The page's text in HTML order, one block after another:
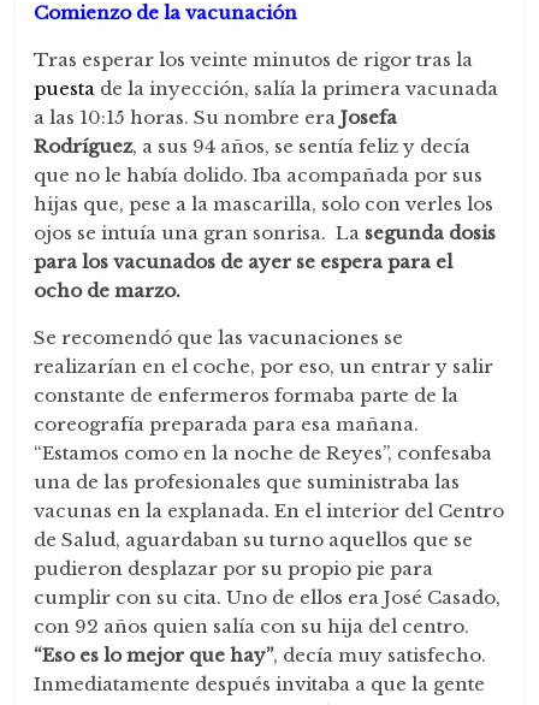
Comienzo de la vacunación
Tras esperar los veinte minutos de rigor tras la
puesta de la inyección, salía la primera vacunada
a las 10:15 horas. Su nombre era Josefa
Rodríguez, a sus 94 años, se sentía feliz y decía
que no le había dolido. Iba acompañada por sus
hijas que, pese a la mascarilla, solo con verles los
ojos se intuía una gran sonrisa. La segunda dosis
para los vacunados de ayer se espera para el
ocho de marzo.
Se recomendó que las vacunaciones se
realizarían en el coche, por eso, un entrar y salir
constante de enfermeros formaba parte de la
coreografía preparada para esa mañana.
“Estamos como en la noche de Reyes”, confesaba
una de las profesionales que suministraba las
vacunas en la explanada. En el interior del Centro
de Salud, aguardaban su turno aquellos que se
pudieron desplazar por su propio pie para
cumplir con su cita. Uno de ellos era José Casado,
con 92 años quien salía con su hija del centro.
“Eso es lo mejor que hay”, decía muy satisfecho.
Inmediatamente después invitaba a que la gente